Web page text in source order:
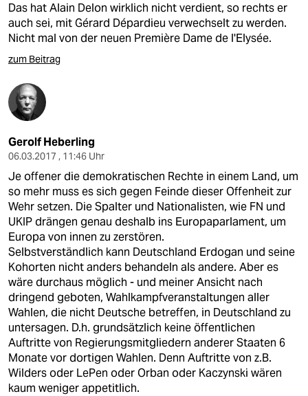
Das hat Alain Delon wirklich nicht verdient, so rechts er
auch sei, mit Gérard Dépardieu verwechselt zu werden.
Nicht mal von der neuen Première Dame de l'Elysée.
zum Beitrag
Gerolf Heberling
06.03.2017 , 11:46 Uhr
Je offener die demokratischen Rechte in einem Land, um
so mehr muss es sich gegen Feinde dieser Offenheit zur
Wehr setzen. Die Spalter und Nationalisten, wie FN und
UKIP drängen genau deshalb ins Europaparlament, um
Europa von innen zu zerstören.
Selbstverständlich kann Deutschland Erdogan und seine
Kohorten nicht anders behandeln als andere. Aber es
wäre durchaus möglich - und meiner Ansicht nach
dringend geboten, Wahlkampfveranstaltungen aller
Wahlen, die nicht Deutsche betreffen, in Deutschland zu
untersagen. D.h. grundsätzlich keine öffentlichen
Auftritte von Regierungsmitgliedern anderer Staaten 6
Monate vor dortigen Wahlen. Denn Auftritte von z.B.
Wilders oder LePen oder Orban oder Kaczynski wären
kaum weniger appetitlich.